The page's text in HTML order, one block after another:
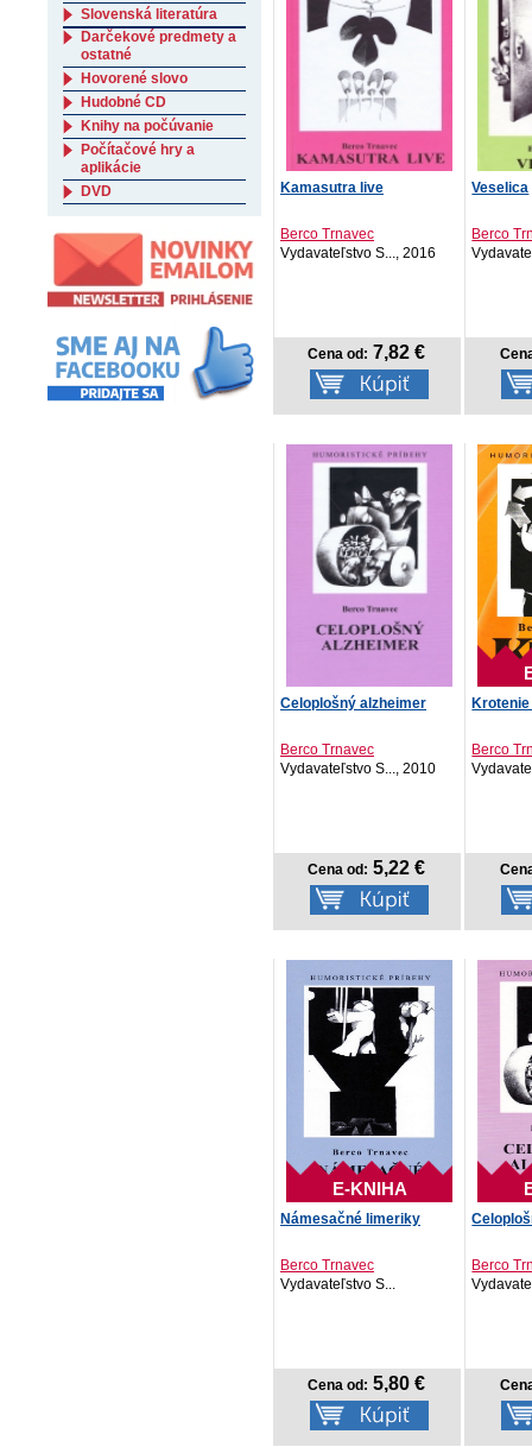
Kamasutra live
Berco Trnavec
Vydavateľstvo S..., 2016
Cena od: 7,82 €
Veselica
Berco
Celoplošný alzheimer
Berco Trnavec
Vydavateľstvo S..., 2010
Cena od: 5,22 €
Berco
E-KNIHA
Námesačné limeriky
Berco Trnavec
Vydavateľstvo S...
Cena od: 5,80 €
Berco
Slovenská literatúra
Darčekové predmety a
ostatné
Hovorené slovo
Hudobné CD
Knihy na počúvanie
Počítačové hry a
aplikácie
DVD